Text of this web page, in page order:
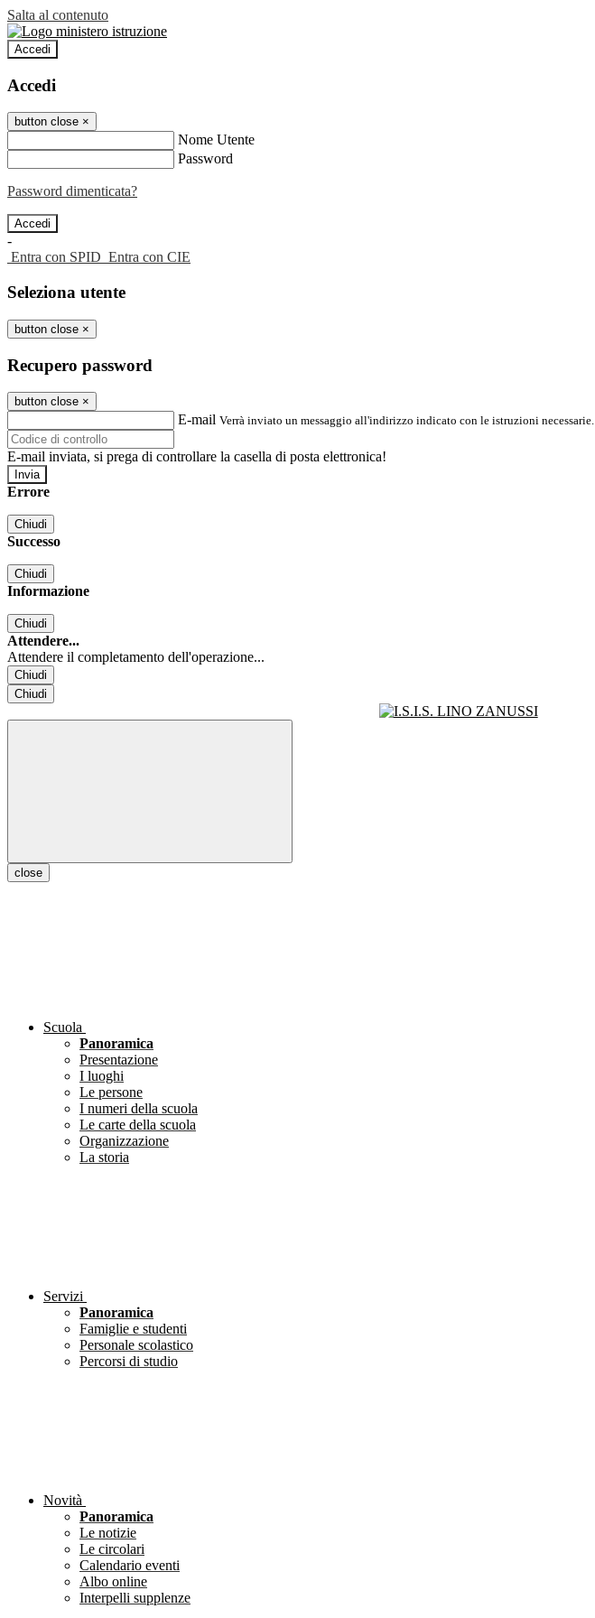
Salta al contenuto
Accedi
Accedi
button close ×
Nome Utente
Password
Password dimenticata?
-
Entra con SPID Entra con CIE
Seleziona utente
button close ×
Recupero password
button close ×
E-mail Verrà inviato un messaggio all'indirizzo indicato con le istruzioni necessarie.
E-mail inviata, si prega di controllare la casella di posta elettronica!
Errore
Chiudi
Successo
Chiudi
Informazione
Chiudi
Attendere...
Attendere il completamento dell'operazione...
Chiudi
Chiudi
close
Scuola
Panoramica
Presentazione
I luoghi
Le persone
I numeri della scuola
Le carte della scuola
Organizzazione
La storia
Servizi
Panoramica
Famiglie e studenti
Personale scolastico
Percorsi di studio
Novità
Panoramica
Le notizie
Le circolari
Calendario eventi
Albo online
Interpelli supplenze